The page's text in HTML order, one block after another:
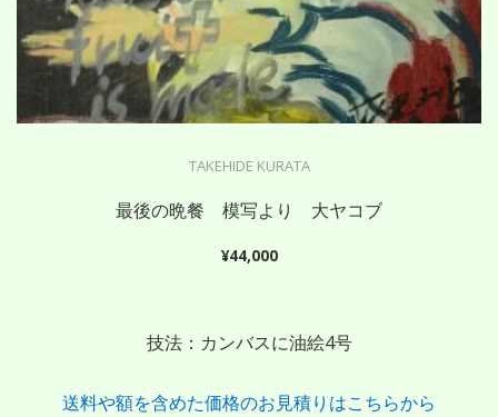
TAKEHIDE KURATA
最後の晩餐 模写より 大ヤコブ
¥44,000
技法：カンバスに油絵4号
送料や額を含めた価格のお見積りはこちらから